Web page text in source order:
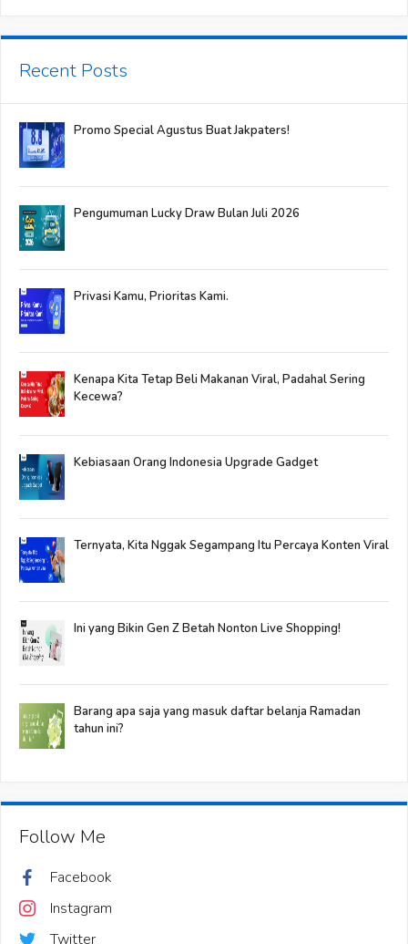
Recent Posts
Promo Special Agustus Buat Jakpaters!
Pengumuman Lucky Draw Bulan Juli 2026
Privasi Kamu, Prioritas Kami.
Kenapa Kita Tetap Beli Makanan Viral, Padahal Sering
Kecewa?
Kebiasaan Orang Indonesia Upgrade Gadget
Ternyata, Kita Nggak Segampang Itu Percaya Konten Viral
Ini yang Bikin Gen Z Betah Nonton Live Shopping!
Barang apa saja yang masuk daftar belanja Ramadan
tahun ini?
Follow Me
Facebook
Instagram
Twitter